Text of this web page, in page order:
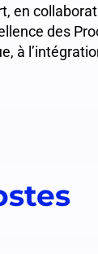
en
des
à